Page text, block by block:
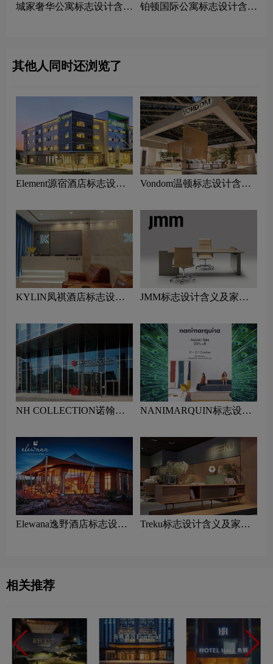
城家奢华公寓标志设计含义
铂顿国际公寓标志设计含义
其他人同时还浏览了
Element源宿酒店标志设计
Vondom温顿标志设计含义
KYLIN凤祺酒店标志设计
JMM标志设计含义及家具
NH COLLECTION诺翰精
品牌设计理念
NANIMARQUIN标志设计
Elewana逸野酒店标志设计
Treku标志设计含义及家具
相关推荐